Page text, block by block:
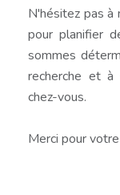
N'hésitez pas à
pour planifier
sommes
recherche et
chez-vous.
Merci pour